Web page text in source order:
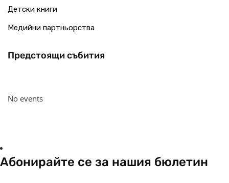
Детски книги
Медийни партньорства
Предстоящи събития
No events
Абонирайте се за нашия бюлетин